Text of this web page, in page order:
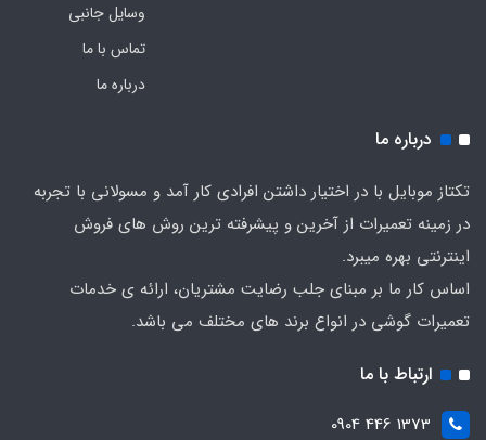
وسایل جانبی
تماس با ما
درباره ما
درباره ما
تکتاز موبایل با در اختیار داشتن افرادی کار آمد و مسولانی با تجربه
در زمینه تعمیرات از آخرین و پیشرفته ترین روش های فروش
اینترنتی بهره میبرد.
اساس کار ما بر مبنای جلب رضایت مشتریان، ارائه ی خدمات
تعمیرات گوشی در انواع برند های مختلف می باشد.
ارتباط با ما
1373 446 0904